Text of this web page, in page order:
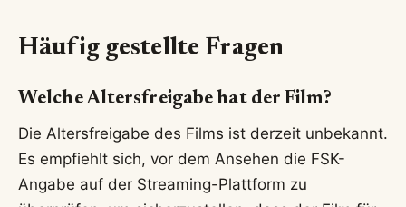
Häufig gestellte Fragen
Welche Altersfreigabe hat der Film?
Die Altersfreigabe des Films ist derzeit unbekannt.
Es empfiehlt sich, vor dem Ansehen die FSK-
Angabe auf der Streaming-Plattform zu